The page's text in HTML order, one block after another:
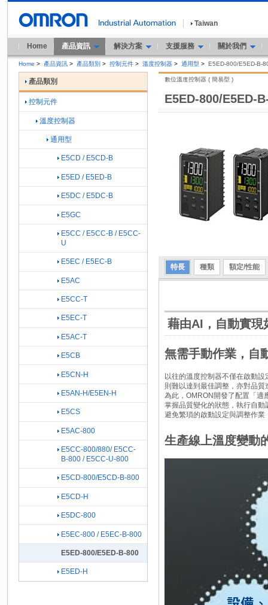
Taiwan
Home 產品資訊 解決方案 支援服務 關於我們
Home > 產品資訊 > 產品類別 > 控制元件 > 溫度控制器 > 通用型 > E5ED-800/E5ED-B-
E5ED-800/E5ED-
數位溫度控制器 ( 簡易型 )
特長 種類 額定/性能
藉由AI，自動實現
無需手動作業，自
以往的溫度控制器不僅在啟動
則難以達到最佳調整，亦對品質
為此，OMRON開發了配置「適
掌握品質變化的狀態，執行自
避免繁瑣的啟動設定與調整作業
生產線上溫度變動
產品類別
控制元件
溫度控制器
通用型
E5CD / E5CD-B
E5ED / E5ED-B
E5DC / E5DC-B
E5GC
E5CC / E5CC-B / E5CC-
U
E5EC / E5EC-B
E5AC
E5CC-T
E5EC-T
E5AC-T
E5CB
E5CN-H
E5AN-H/E5EN-H
E5CS
E5AC-800
E5CC-800/880/ E5CC-
B-800 / E5CC-U-800
E5CD-800/E5CD-B-800
E5CD-H
E5DC-800
E5EC-800 / E5EC-B-800
E5ED-800/E5ED-B-800
E5ED-H